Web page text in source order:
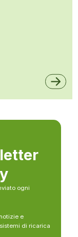
ogni
e
di ricarica